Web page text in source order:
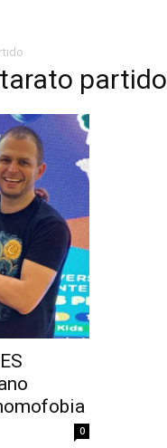
partido
0